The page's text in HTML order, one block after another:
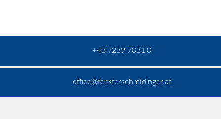
+43 7239 7031 0
office@fensterschmidinger.at